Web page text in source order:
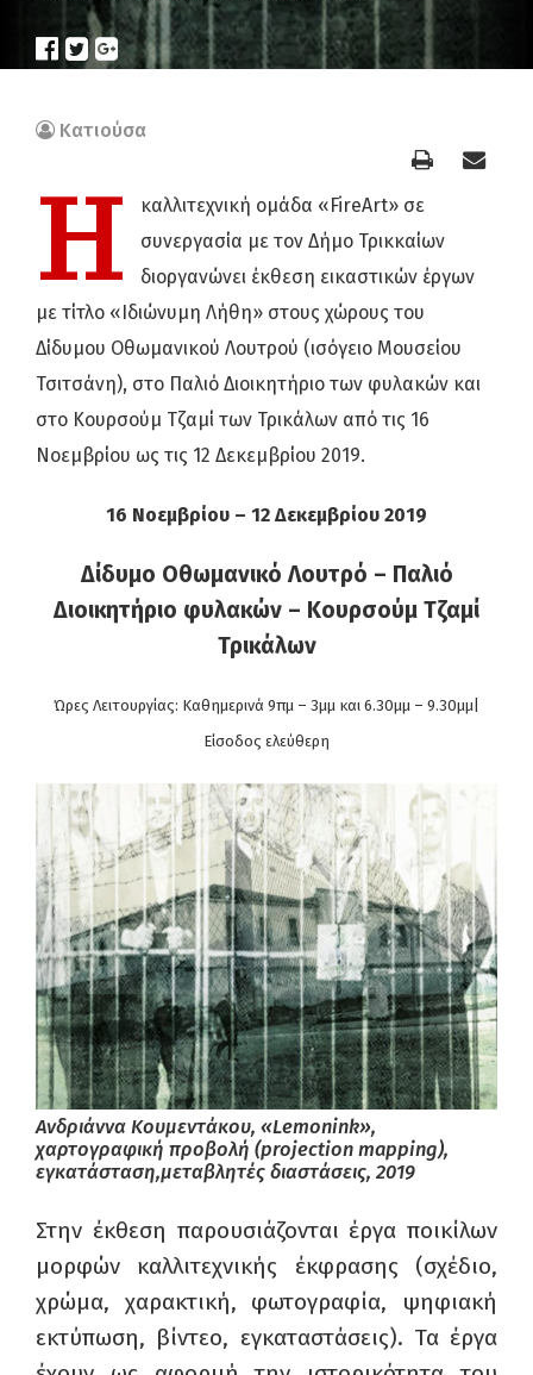
Κατιούσα
Η
καλλιτεχνική ομάδα «FireArt» σε
συνεργασία με τον Δήμο Τρικκαίων
διοργανώνει έκθεση εικαστικών έργων
με τίτλο «Ιδιώνυμη Λήθη» στους χώρους του
Δίδυμου Οθωμανικού Λουτρού (ισόγειο Μουσείου
Τσιτσάνη), στο Παλιό Διοικητήριο των φυλακών και
στο Κουρσούμ Τζαμί των Τρικάλων από τις 16
Νοεμβρίου ως τις 12 Δεκεμβρίου 2019.
16 Νοεμβρίου – 12 Δεκεμβρίου 2019
Δίδυμο Οθωμανικό Λουτρό – Παλιό
Διοικητήριο φυλακών – Κουρσούμ Τζαμί
Τρικάλων
Ώρες Λειτουργίας: Καθημερινά 9πμ – 3μμ και 6.30μμ – 9.30μμ|
Είσοδος ελεύθερη
Ανδριάννα Κουμεντάκου, «Lemonink»,
χαρτογραφική προβολή (projection mapping),
εγκατάσταση,μεταβλητές διαστάσεις, 2019
Στην έκθεση παρουσιάζονται έργα ποικίλων
μορφών καλλιτεχνικής έκφρασης (σχέδιο,
χρώμα, χαρακτική, φωτογραφία, ψηφιακή
εκτύπωση, βίντεο, εγκαταστάσεις). Τα έργα